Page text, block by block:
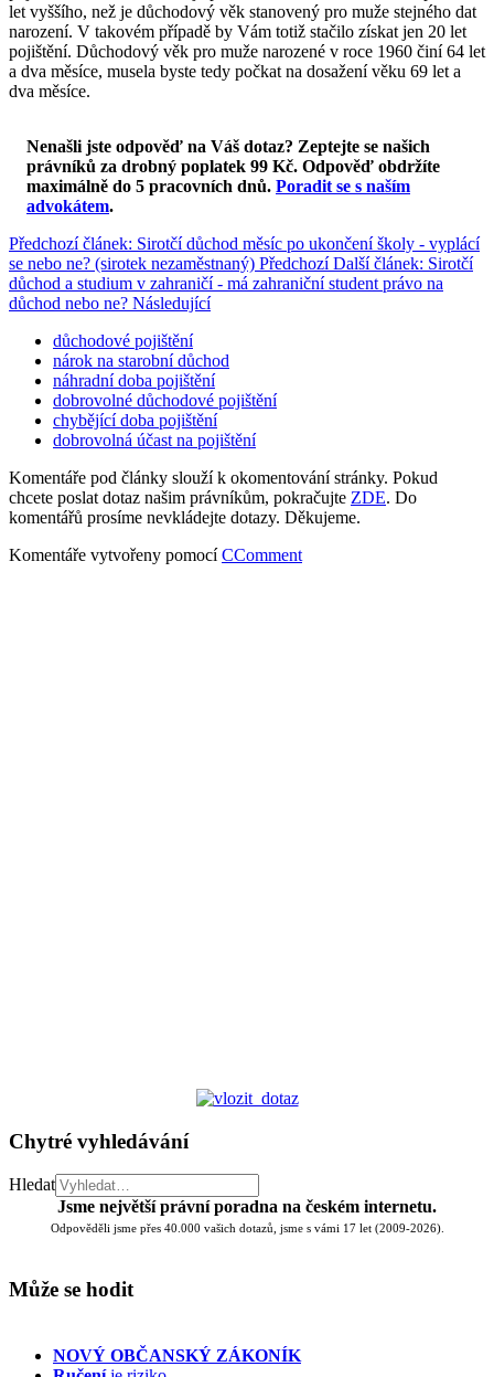
let vyššího, než je důchodový věk stanovený pro muže stejného dat
narození. V takovém případě by Vám totiž stačilo získat jen 20 let
pojištění. Důchodový věk pro muže narozené v roce 1960 činí 64 let
a dva měsíce, musela byste tedy počkat na dosažení věku 69 let a
dva měsíce.
Nenašli jste odpověď na Váš dotaz? Zeptejte se našich
právníků za drobný poplatek 99 Kč. Odpověď obdržíte
maximálně do 5 pracovních dnů. Poradit se s naším
advokátem.
Předchozí článek: Sirotčí důchod měsíc po ukončení školy - vyplácí
se nebo ne? (sirotek nezaměstnaný) Předchozí Další článek: Sirotčí
důchod a studium v zahraničí - má zahraniční student právo na
důchod nebo ne? Následující
důchodové pojištění
nárok na starobní důchod
náhradní doba pojištění
dobrovolné důchodové pojištění
chybějící doba pojištění
dobrovolná účast na pojištění
Komentáře pod články slouží k okomentování stránky. Pokud
chcete poslat dotaz našim právníkům, pokračujte ZDE. Do
komentářů prosíme nevkládejte dotazy. Děkujeme.
Komentáře vytvořeny pomocíCComment
Chytré vyhledávání
Hledat
Jsme největší právní poradna na českém internetu.
Odpověděli jsme přes 40.000 vašich dotazů, jsme s vámi 17 let (2009-2026).
Může se hodit
NOVÝ OBČANSKÝ ZÁKONÍK